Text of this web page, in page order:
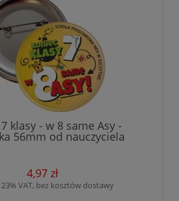
klasy - w 8 same Asy -
56mm od nauczyciela
4,97 zł
VAT, bez kosztów dostawy